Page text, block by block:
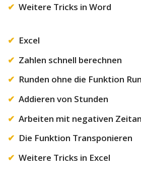
Weitere Tricks in Word
Excel
Zahlen schnell berechnen
Runden ohne die Funktion
Addieren von Stunden
Arbeiten mit negativen
Die Funktion Transponieren
Weitere Tricks in Excel